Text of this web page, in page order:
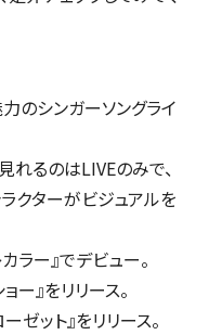
のシンガーソングライ
れるのはLIVEのみで、
クターがビジュアルを
ー』でデビュー。
ー』をリリース。
ット』をリリース。